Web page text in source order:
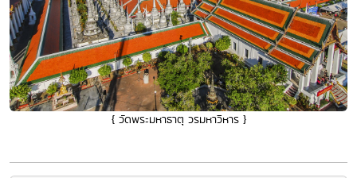
{ วัดพระมหาธาตุ วรมหาวิหาร }